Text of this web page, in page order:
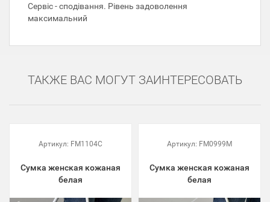
Сервіс - сподівання. Рівень задоволення
максимальний
ТАКЖЕ ВАС МОГУТ ЗАИНТЕРЕСОВАТЬ
Артикул: FM1104C
Сумка женская кожаная
белая
Артикул: FM0999M
Сумка женская кожаная
белая